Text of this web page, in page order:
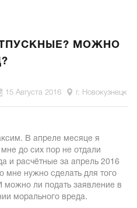
МОЖНО
15 Августа 2016 г. Новокузнецк
В апреле месяце я
до сих пор не отдали
и расчётные за апрель 2016
мне нужно сделать для того
можно ли подать заявление в
морального вреда.